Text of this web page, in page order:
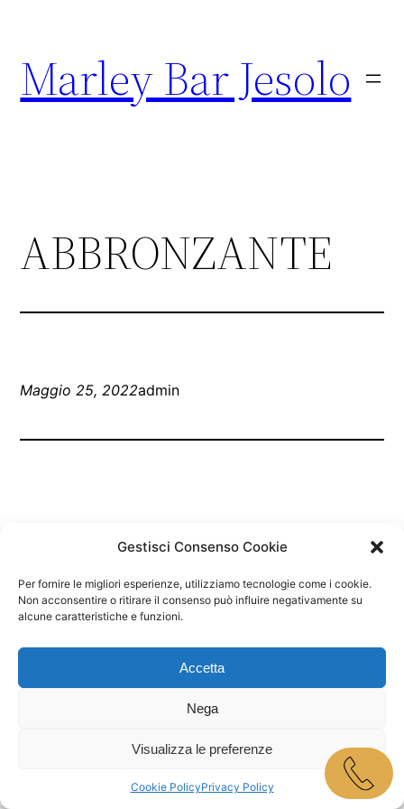
Gestisci Consenso Cookie
Per fornire le migliori esperienze, utilizziamo tecnologie come i cookie.
Non acconsentire o ritirare il consenso può influire negativamente su
alcune caratteristiche e funzioni.
Accetta
Nega
Visualizza le preferenze
Cookie PolicyPrivacy Policy
Marley Bar Jesolo
ABBRONZANTE
Maggio 25, 2022admin
Marley Bar Jesolo
Proudly powered byWordPress